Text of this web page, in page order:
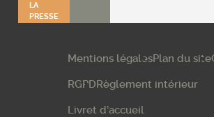
Mentions légalesPlan du site
RGPD Règlement intérieur
Livret d’accueil
LA
PRESSE